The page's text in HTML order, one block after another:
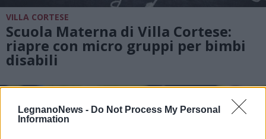
LegnanoNews - Do Not Process My Personal
Information
VILLA CORTESE
Scuola Materna di Villa Cortese:
riapre con micro gruppi per bimbi
disabili